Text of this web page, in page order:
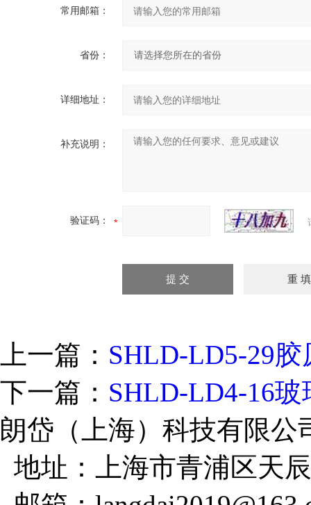
常用邮箱：
省份：
详细地址：
补充说明：
验证码：
上一篇： SHLD-LD5-29
下一篇： SHLD-LD4-16
朗岱（上海）科技有限公
地址：上海市青浦区天